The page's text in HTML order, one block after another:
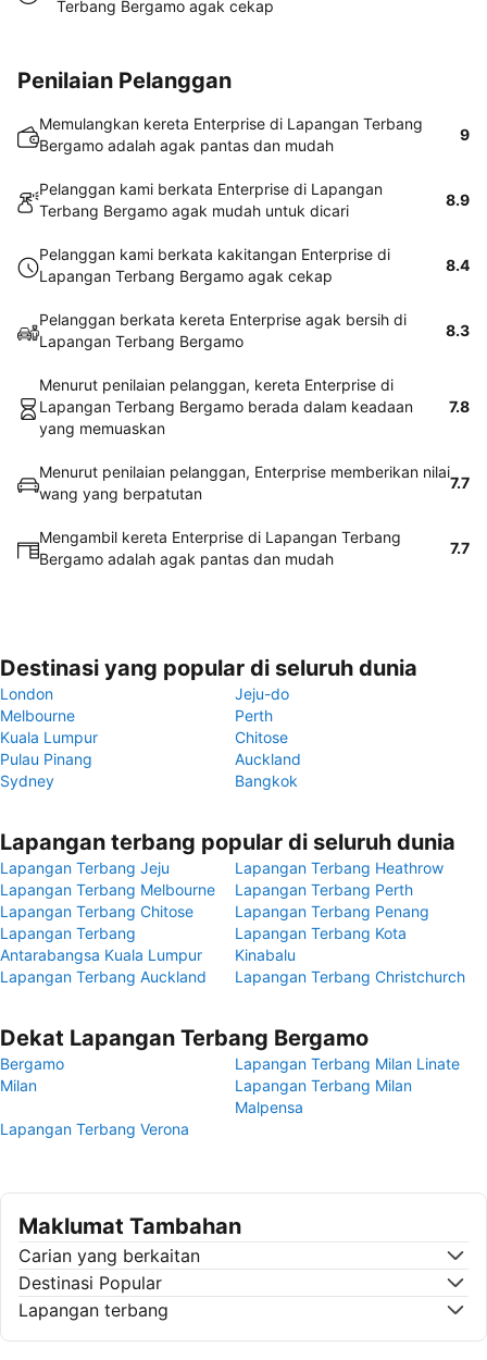
Terbang Bergamo agak cekap
Penilaian Pelanggan
Memulangkan kereta Enterprise di Lapangan Terbang
Bergamo adalah agak pantas dan mudah
9
Pelanggan kami berkata Enterprise di Lapangan
Terbang Bergamo agak mudah untuk dicari
8.9
Pelanggan kami berkata kakitangan Enterprise di
Lapangan Terbang Bergamo agak cekap
8.4
Pelanggan berkata kereta Enterprise agak bersih di
Lapangan Terbang Bergamo
8.3
Menurut penilaian pelanggan, kereta Enterprise di
Lapangan Terbang Bergamo berada dalam keadaan
yang memuaskan
7.8
Menurut penilaian pelanggan, Enterprise memberikan nilai
wang yang berpatutan
7.7
Mengambil kereta Enterprise di Lapangan Terbang
Bergamo adalah agak pantas dan mudah
7.7
Destinasi yang popular di seluruh dunia
London
Jeju-do
Melbourne
Perth
Kuala Lumpur
Chitose
Pulau Pinang
Auckland
Sydney
Bangkok
Lapangan terbang popular di seluruh dunia
Lapangan Terbang Jeju
Lapangan Terbang Heathrow
Lapangan Terbang Melbourne
Lapangan Terbang Perth
Lapangan Terbang Chitose
Lapangan Terbang Penang
Lapangan Terbang
Antarabangsa Kuala Lumpur
Lapangan Terbang Kota
Kinabalu
Lapangan Terbang Auckland
Lapangan Terbang Christchurch
Dekat Lapangan Terbang Bergamo
Bergamo
Lapangan Terbang Milan Linate
Milan
Lapangan Terbang Milan
Malpensa
Lapangan Terbang Verona
Maklumat Tambahan
Carian yang berkaitan
Destinasi Popular
Lapangan terbang